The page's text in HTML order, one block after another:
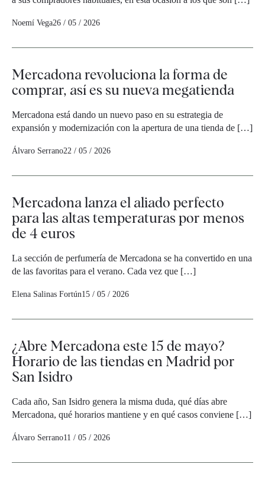
Noemí Vega26 / 05 / 2026
Mercadona revoluciona la forma de
comprar, así es su nueva megatienda
Mercadona está dando un nuevo paso en su estrategia de
expansión y modernización con la apertura de una tienda de […]
Álvaro Serrano22 / 05 / 2026
Mercadona lanza el aliado perfecto
para las altas temperaturas por menos
de 4 euros
La sección de perfumería de Mercadona se ha convertido en una
de las favoritas para el verano. Cada vez que […]
Elena Salinas Fortún15 / 05 / 2026
¿Abre Mercadona este 15 de mayo?
Horario de las tiendas en Madrid por
San Isidro
Cada año, San Isidro genera la misma duda, qué días abre
Mercadona, qué horarios mantiene y en qué casos conviene […]
Álvaro Serrano11 / 05 / 2026